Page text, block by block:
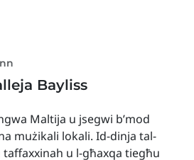
Bayliss
Maltija u jsegwi b’mod
mużikali lokali. Id-dinja tal-
u l-għaxqa tiegħu